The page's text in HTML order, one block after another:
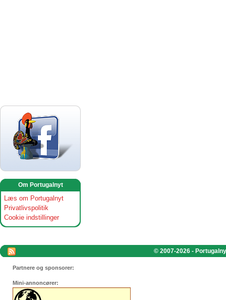
Om Portugalnyt
Læs om Portugalnyt
Privatlivspolitik
Cookie indstillinger
© 2007-2026 -
Partnere og sponsorer:
Mini-annoncører: